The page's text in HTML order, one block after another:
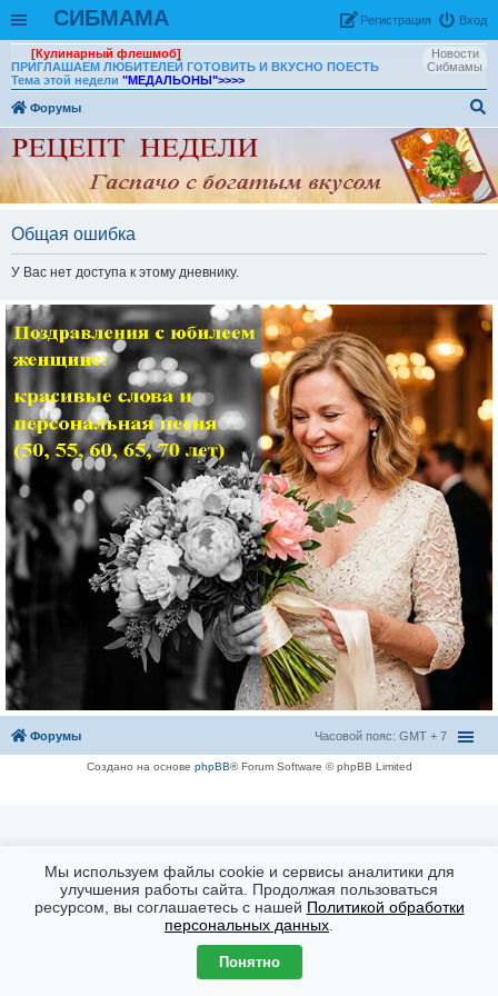
СИБМАМА Вход
Рeгиcтpaция
Новости
Сибмамы
[Кулинарный флешмоб]
ПРИГЛАШАЕМ ЛЮБИТЕЛЕЙ ГОТОВИТЬ И ВКУСНО ПОЕСТЬ
Тема этой недели "МЕДАЛЬОНЫ">>>>
Форумы
ск
Общая ошибка
У Вас нет доступа к этому дневнику.
Форумы Часовой пояс: GMT + 7
Создано на основе phpBB® Forum Software © phpBB Limited
Мы используем файлы cookie и сервисы аналитики для
улучшения работы сайта. Продолжая пользоваться
ресурсом, вы соглашаетесь с нашей Политикой обработки
персональных данных
Понятно